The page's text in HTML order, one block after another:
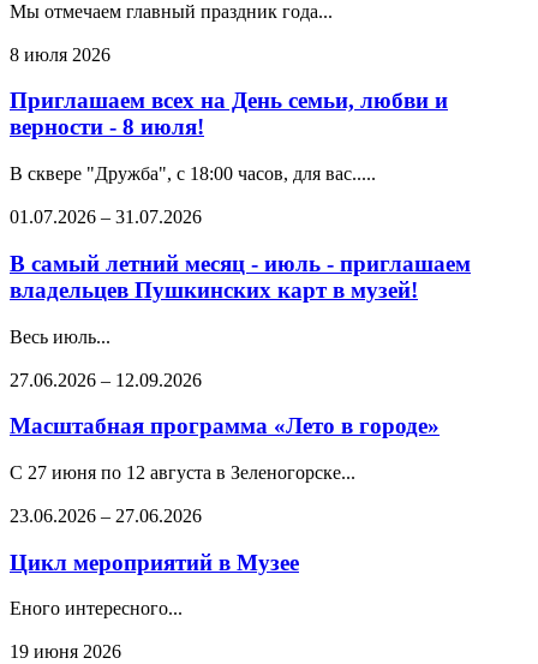
Мы отмечаем главный праздник года...
8 июля 2026
Приглашаем всех на День семьи, любви и
верности - 8 июля!
В сквере "Дружба", с 18:00 часов, для вас.....
01.07.2026 – 31.07.2026
В самый летний месяц - июль - приглашаем
владельцев Пушкинских карт в музей!
Весь июль...
27.06.2026 – 12.09.2026
Масштабная программа «Лето в городе»
С 27 июня по 12 августа в Зеленогорске...
23.06.2026 – 27.06.2026
Цикл мероприятий в Музее
Еного интересного...
19 июня 2026